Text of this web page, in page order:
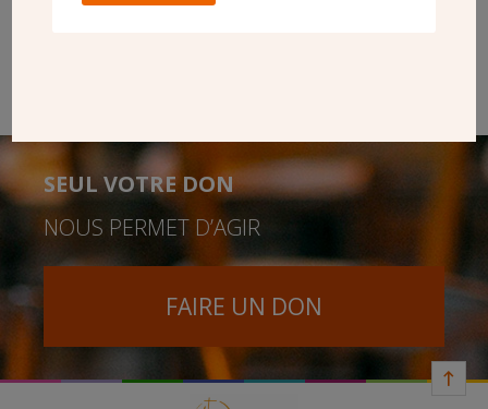
son dynamique curé bâtisseur. Le père Yann Le Lay aura
SEUL VOTRE DON
NOUS PERMET D’AGIR
FAIRE UN DON